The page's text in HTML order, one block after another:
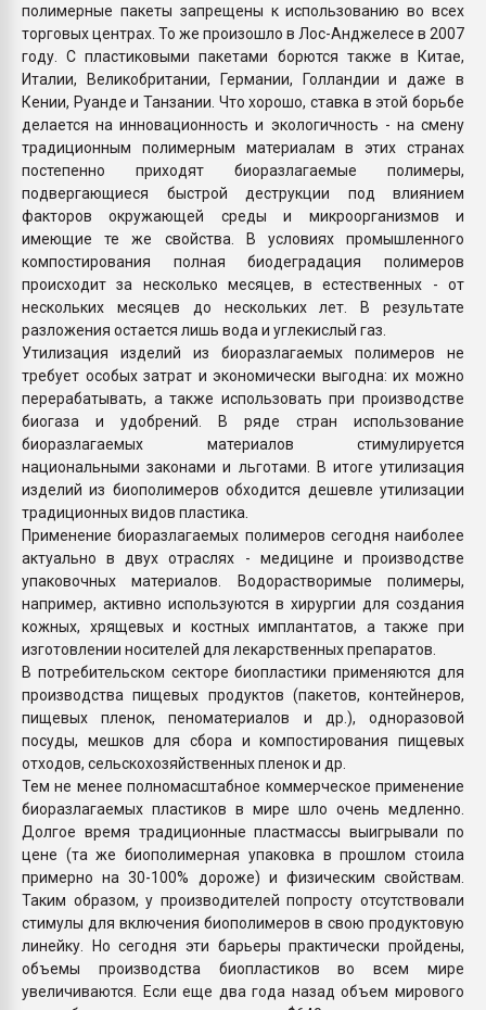
полимерные пакеты запрещены к использованию во всех
торговых центрах. То же произошло в Лос-Анджелесе в 2007
году. С пластиковыми пакетами борются также в Китае,
Италии, Великобритании, Германии, Голландии и даже в
Кении, Руанде и Танзании. Что хорошо, ставка в этой борьбе
делается на инновационность и экологичность - на смену
традиционным полимерным материалам в этих странах
постепенно приходят биоразлагаемые полимеры,
подвергающиеся быстрой деструкции под влиянием
факторов окружающей среды и микроорганизмов и
имеющие те же свойства. В условиях промышленного
компостирования полная биодеградация полимеров
происходит за несколько месяцев, в естественных - от
нескольких месяцев до нескольких лет. В результате
разложения остается лишь вода и углекислый газ.
Утилизация изделий из биоразлагаемых полимеров не
требует особых затрат и экономически выгодна: их можно
перерабатывать, а также использовать при производстве
биогаза и удобрений. В ряде стран использование
биоразлагаемых материалов стимулируется
национальными законами и льготами. В итоге утилизация
изделий из биополимеров обходится дешевле утилизации
традиционных видов пластика.
Применение биоразлагаемых полимеров сегодня наиболее
актуально в двух отраслях - медицине и производстве
упаковочных материалов. Водорастворимые полимеры,
например, активно используются в хирургии для создания
кожных, хрящевых и костных имплантатов, а также при
изготовлении носителей для лекарственных препаратов.
В потребительском секторе биопластики применяются для
производства пищевых продуктов (пакетов, контейнеров,
пищевых пленок, пеноматериалов и др.), одноразовой
посуды, мешков для сбора и компостирования пищевых
отходов, сельскохозяйственных пленок и др.
Тем не менее полномасштабное коммерческое применение
биоразлагаемых пластиков в мире шло очень медленно.
Долгое время традиционные пластмассы выигрывали по
цене (та же биополимерная упаковка в прошлом стоила
примерно на 30-100% дороже) и физическим свойствам.
Таким образом, у производителей попросту отсутствовали
стимулы для включения биополимеров в свою продуктовую
линейку. Но сегодня эти барьеры практически пройдены,
объемы производства биопластиков во всем мире
увеличиваются. Если еще два года назад объем мирового